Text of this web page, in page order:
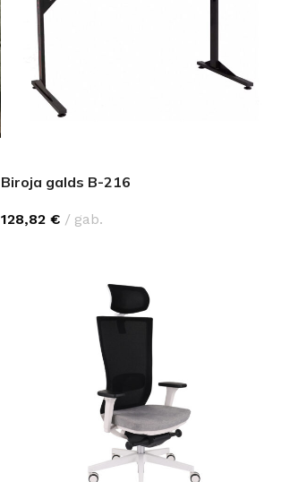
Biroja galds B-216
128,82 € gab.